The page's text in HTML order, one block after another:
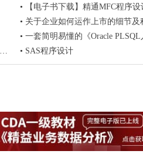
•
【电子书下载】精通MFC程序设
• 关于企业如何运作上市的细节及
• 一套简明易懂的《Oracle PLSQL
• SAS程序设计